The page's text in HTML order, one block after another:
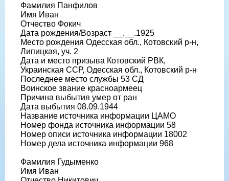
Фамилия Панфилов
Имя Иван
Отчество Фокич
Дата рождения/Возраст __.__.1925
Место рождения Одесская обл., Котовский р-н,
Липицкая, уч. 2
Дата и место призыва Котовский РВК,
Украинская ССР, Одесская обл., Котовский р-н
Последнее место службы 53 СД
Воинское звание красноармеец
Причина выбытия умер от ран
Дата выбытия 08.09.1944
Название источника информации ЦАМО
Номер фонда источника информации 58
Номер описи источника информации 18002
Номер дела источника информации 968
Фамилия Гудыменко
Имя Иван